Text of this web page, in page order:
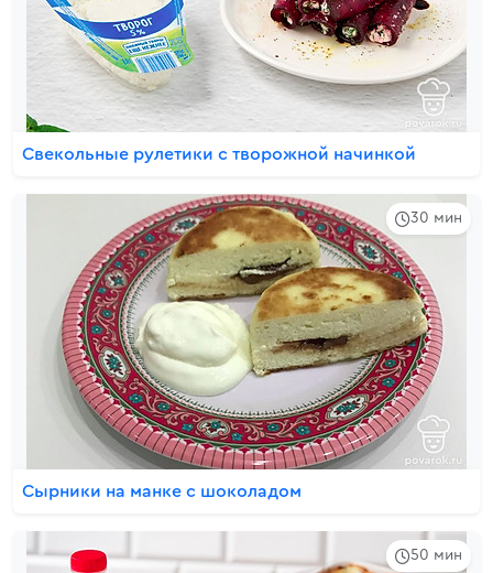
Свекольные рулетики с творожной начинкой
30 мин
Сырники на манке с шоколадом
50 мин